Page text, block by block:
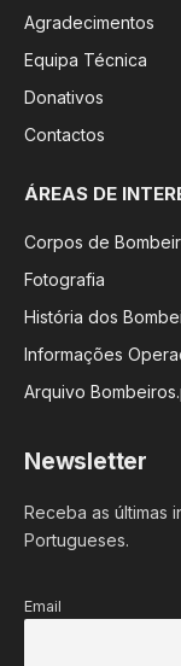
Agradecimentos
Equipa Técnica
Donativos
Contactos
ÁREAS DE
Corpos de
Fotografia
História dos
Informações
Arquivo
Newsletter
Receba as últimas
Portugueses.
Email